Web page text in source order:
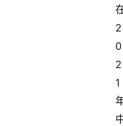
2
0
2
1